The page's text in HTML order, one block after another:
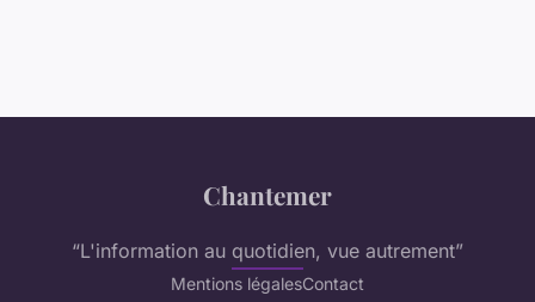
Chantemer
“L'information au quotidien, vue autrement”
Mentions légalesContact